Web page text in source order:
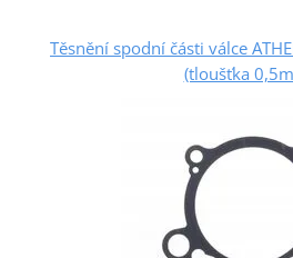
Těsnění spodní části válce
(tloušťka